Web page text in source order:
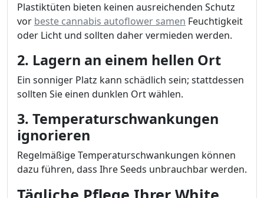
Plastiktüten bieten keinen ausreichenden Schutz
vor beste cannabis autoflower samen Feuchtigkeit
oder Licht und sollten daher vermieden werden.
2. Lagern an einem hellen Ort
Ein sonniger Platz kann schädlich sein; stattdessen
sollten Sie einen dunklen Ort wählen.
3. Temperaturschwankungen
ignorieren
Regelmäßige Temperaturschwankungen können
dazu führen, dass Ihre Seeds unbrauchbar werden.